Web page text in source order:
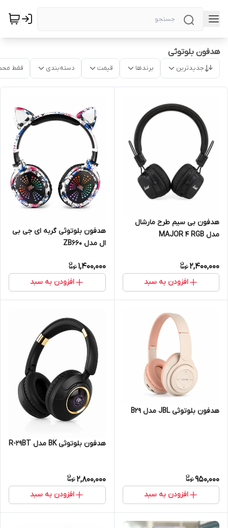
هدفون بلوتوثی
جدیدترین برندها قیمت دسته‌بندی فقط
هدفون بی سیم طرح مارشال
مدل MAJOR 4 RGB
2,400,000
افزودن به سبد
هدفون بلوتوثی گربه ای جی بی
ال مدل ZB660
1,400,000
افزودن به سبد
هدفون بلوتوثی JBL مدل B29
950,000
افزودن به سبد
هدفون بلوتوثی BK مدل R-29BT
2,800,000
افزودن به سبد